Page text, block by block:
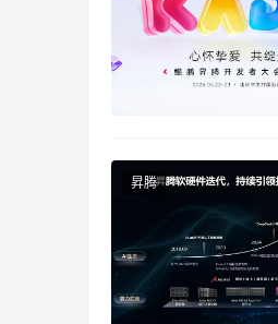
昇腾